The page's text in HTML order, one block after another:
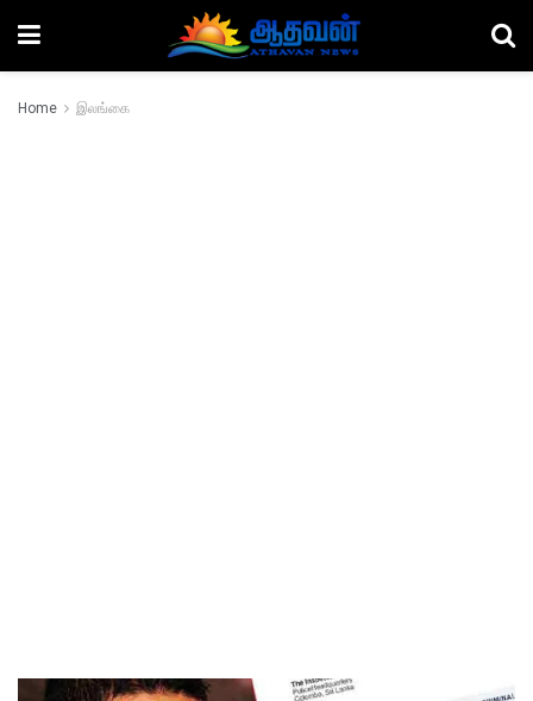
Home இலங்கை